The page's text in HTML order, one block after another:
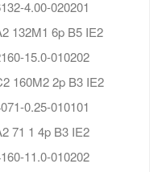
4.00-020201
132M1 6p B5 IE2
15.0-010202
160M2 2p B3 IE2
0.25-010101
71 1 4p B3 IE2
11.0-010202